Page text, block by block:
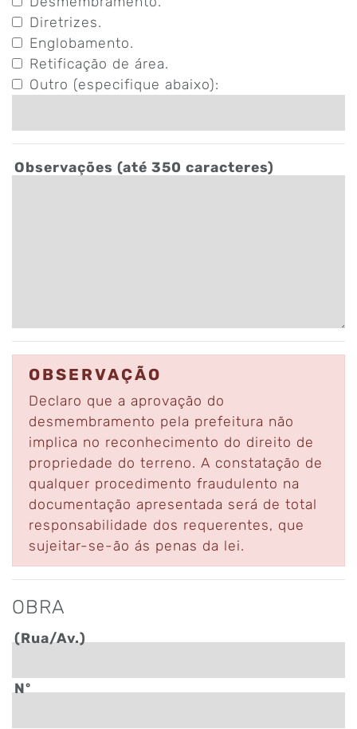
Diretrizes.
Englobamento.
Retificação de área.
Outro (especifique abaixo):
Observações (até 350 caracteres)
OBSERVAÇÃO
Declaro que a aprovação do
desmembramento pela prefeitura não
implica no reconhecimento do direito de
propriedade do terreno. A constatação de
qualquer procedimento fraudulento na
documentação apresentada será de total
responsabilidade dos requerentes, que
sujeitar-se-ão ás penas da lei.
OBRA
(Rua/Av.)
Nº